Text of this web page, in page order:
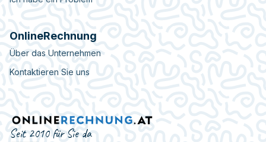
OnlineRechnung
Über das Unternehmen
Kontaktieren Sie uns
Seit 2010 für Sie da